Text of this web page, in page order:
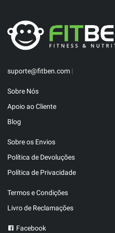
suporte@fitben.com |
Sobre Nós
Apoio ao Cliente
Blog
Sobre os Envios
Política de Devoluções
Política de Privacidade
Termos e Condições
Livro de Reclamações
Facebook